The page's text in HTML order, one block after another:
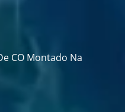
CO Montado Na